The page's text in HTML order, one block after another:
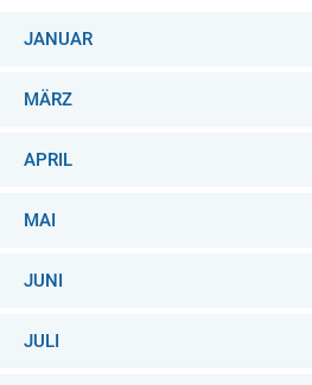
JANUAR
MÄRZ
APRIL
MAI
JUNI
JULI